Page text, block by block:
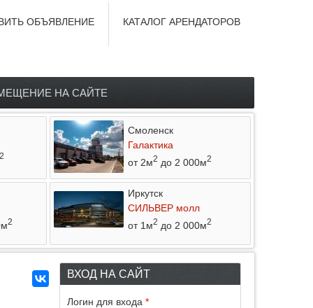
КАТАЛОГ АРЕНДАТОРОВ
ОБЪЯВЛЕНИЕ
НА САЙТЕ
2
Смоленск
Галактика
от 2м2 до 2 000м2
2
Иркутск
СИЛЬВЕР молл
от 1м2 до 2 000м2
ВХОД НА САЙТ
Логин для входа *